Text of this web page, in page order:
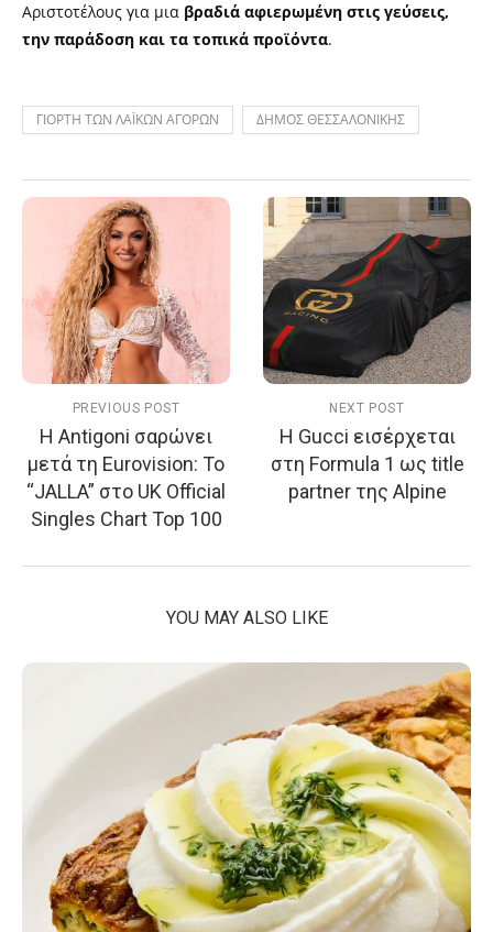
Αριστοτέλους για μια βραδιά αφιερωμένη στις γεύσεις,
την παράδοση και τα τοπικά προϊόντα.
ΓΙΟΡΤΗ ΤΩΝ ΛΑΪΚΩΝ ΑΓΟΡΩΝ ΔΗΜΟΣ ΘΕΣΣΑΛΟΝΙΚΗΣ
PREVIOUS POST
Η Antigoni σαρώνει
μετά τη Eurovision: Το
“JALLA” στο UK Official
Singles Chart Top 100
NEXT POST
Η Gucci εισέρχεται
στη Formula 1 ως title
partner της Alpine
YOU MAY ALSO LIKE